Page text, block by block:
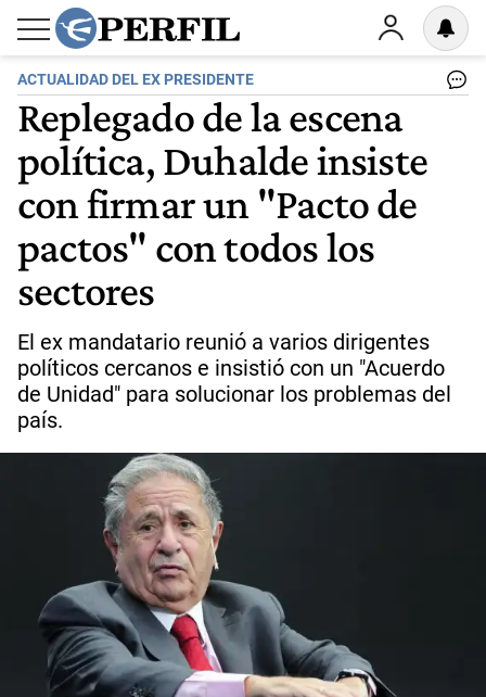
ACTUALIDAD DEL EX PRESIDENTE
Replegado de la escena
política, Duhalde insiste
con firmar un "Pacto de
pactos" con todos los
sectores
El ex mandatario reunió a varios dirigentes
políticos cercanos e insistió con un "Acuerdo
de Unidad" para solucionar los problemas del
país.